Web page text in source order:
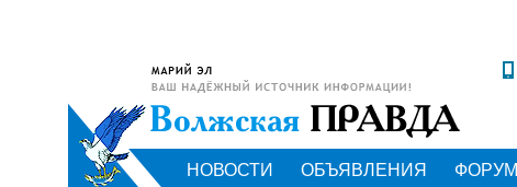
НОВОСТИ ОБЪЯВЛЕНИЯ ФОРУМ